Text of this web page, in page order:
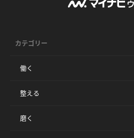
カテゴリー
働く
整える
磨く